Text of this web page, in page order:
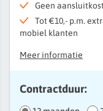
Geen
Tot €10,- p.m.
mobiel klanten
Meer informatie
Contractduur: